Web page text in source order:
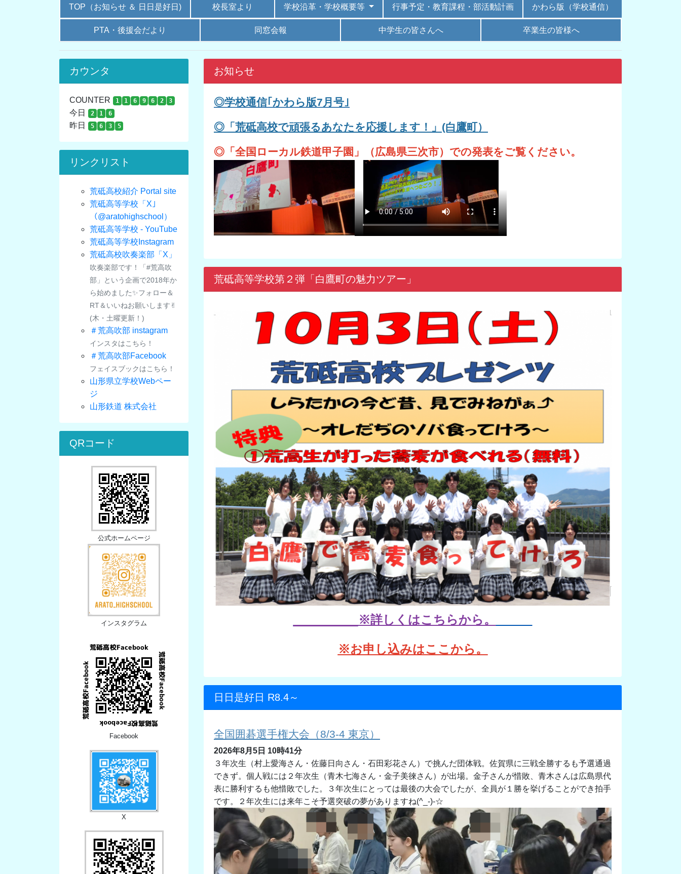
TOP（お知らせ ＆ 日日是好日) 校長室より 学校沿革・学校概要等 行事予定・教育課程・部活動計画 かわら版（学校通信）
PTA・後援会だより 同窓会報 中学生の皆さんへ 卒業生の皆様へ
カウンタ
COUNTER 1 1 6 9 6 2 3
今日 2 1 6
昨日 5 6 3 5
リンクリスト
荒砥高校紹介 Portal site
荒砥高等学校「X｣
（@aratohighschool）
荒砥高等学校 - YouTube
荒砥高等学校Instagram
荒砥高校吹奏楽部「X」
吹奏楽部です！「#荒高吹
部」という企画で2018年か
ら始めました✨フォロー＆
RT＆いいねお願いします✌︎
(木・土曜更新！)
＃荒高吹部 instagram
インスタはこちら！
＃荒高吹部Facebook
フェイスブックはこちら！
山形県立学校Webペー
ジ
山形鉄道 株式会社
QRコード
公式ホームページ
インスタグラム
Facebook
X
お知らせ
◎学校通信｢ かわら版7 月号｣
◎「荒砥高校で頑張るあなたを応援します！」(白鷹町）
◎「全国ローカル鉄道甲子園」（広島県三次市）での発表をご覧ください。
荒砥高等学校第２弾「白鷹町の魅力ツアー」
※詳しくはこちらから。
※お申し込みはここから。
日日是好日 R8.4～
全国囲碁選手権大会（8/3-4 東京）
2026年8月5日 10時41分
３年次生（村上愛海さん・佐藤日向さん・石田彩花さん）で挑んだ団体戦。佐賀県に三戦全勝するも予選通過
できず。個人戦には２年次生（青木七海さん・金子美徠さん）が出場。金子さんが惜敗、青木さんは広島県代
表に勝利するも他惜敗でした。３年次生にとっては最後の大会でしたが、全員が１勝を挙げることができ拍手
です。２年次生には来年こそ予選突破の夢がありますね(^_-)-☆